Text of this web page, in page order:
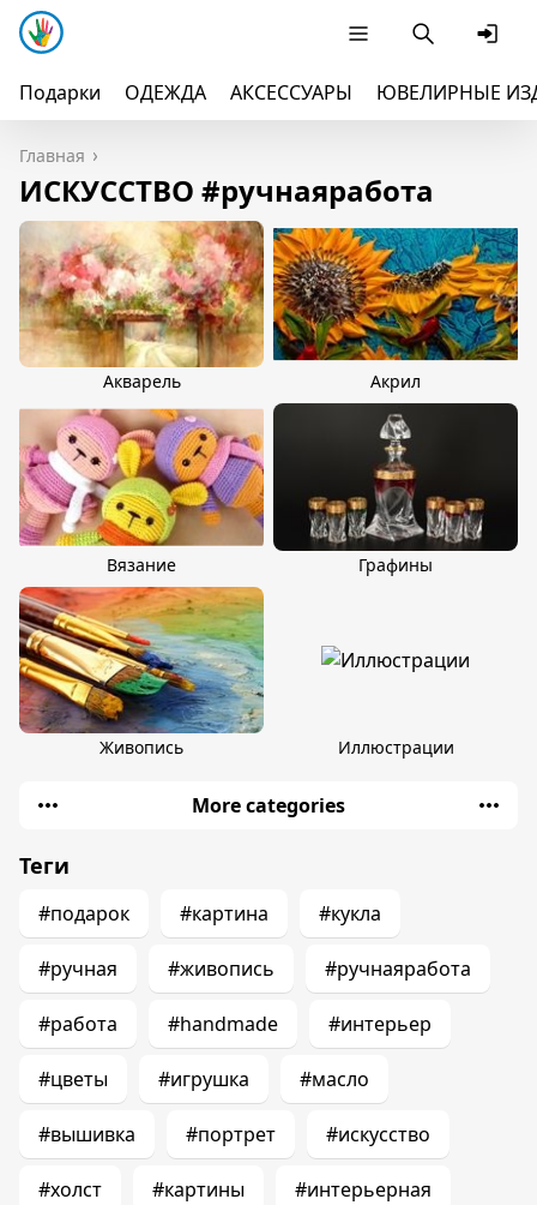
Подарки ОДЕЖДА АКСЕССУАРЫ ЮВЕЛИРНЫЕ
Главная
ИСКУССТВО #ручнаяработа
Акварель Акрил
Вязание Графины
Живопись Иллюстрации
More categories
Теги
#подарок #картина #кукла
#ручная #живопись #ручнаяработа
#работа #handmade #интерьер
#цветы #игрушка #масло
#вышивка #портрет #искусство
#холст #картины #интерьерная